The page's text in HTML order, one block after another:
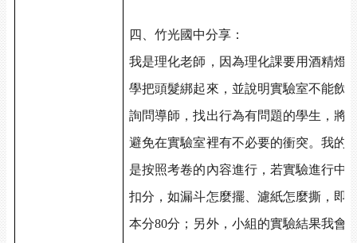
四、竹光國中分享：
我是理化老師，因為理化課要用酒精燈
學把頭髮綁起來，並說明實驗室不能飲
詢問導師，找出行為有問題的學生，將
避免在實驗室裡有不必要的衝突。我的
是按照考卷的內容進行，若實驗進行中
扣分，如漏斗怎麼擺、濾紙怎麼撕，即
本分80分；另外，小組的實驗結果我會